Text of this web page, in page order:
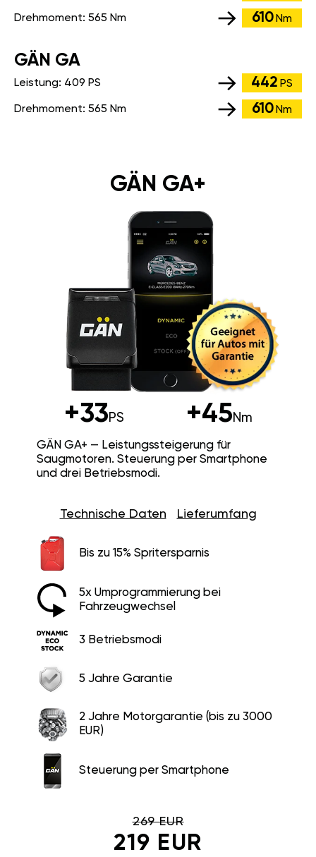
Drehmoment: 565 Nm 610 Nm
GÄN GA
Leistung: 409 PS 442 PS
Drehmoment: 565 Nm 610 Nm
GÄN GA+
+33PS +45Nm
GÄN GA+ — Leistungssteigerung für
Saugmotoren. Steuerung per Smartphone
und drei Betriebsmodi.
Technische Daten Lieferumfang
Bis zu 15% Spritersparnis
5x Umprogrammierung bei
Fahrzeugwechsel
3 Betriebsmodi
5 Jahre Garantie
2 Jahre Motorgarantie (bis zu 3000
EUR)
Steuerung per Smartphone
269 EUR
219 EUR